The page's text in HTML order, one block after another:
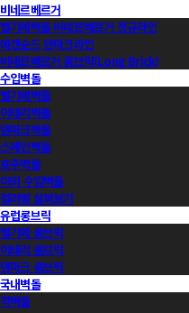
비네르베르거
벨기에벽돌 비네르베르거 정규라인
에겐순드 덴마크라인
비네르베르거 롱브릭(Long Brick)
수입벽돌
벨기에벽돌
이태리벽돌
덴마크벽돌
스페인벽돌
호주벽돌
이외 수입벽돌
컬러별 살펴보기
유럽롱브릭
벨기에 롱브릭
이태리 롱브릭
덴마크 롱브릭
국내벽돌
적벽돌